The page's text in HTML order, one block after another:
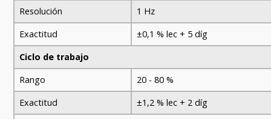
Resolución
1 Hz
Exactitud
±0,1 % lec + 5 díg
Ciclo de trabajo
Rango
20 - 80 %
Exactitud
±1,2 % lec + 2 díg